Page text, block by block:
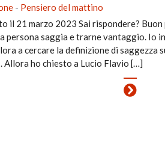
- Pensiero del mattino
il 21 marzo 2023 Sai rispondere? Buon
persona saggia e trarne vantaggio. Io
a cercare la definizione di saggezza
Allora ho chiesto a Lucio Flavio […]